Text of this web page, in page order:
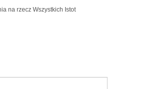
na rzecz Wszystkich Istot